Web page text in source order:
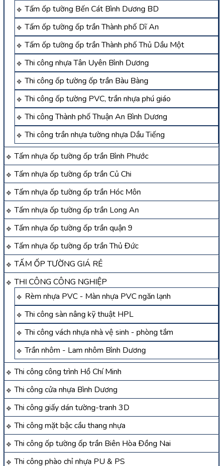
Tấm ốp tường Bến Cát Bình Dương BD
Tấm ốp tường ốp trần Thành phố Dĩ An
Tấm ốp tường ốp trần Thành phố Thủ Dầu Một
Thi công nhựa Tân Uyên Bình Dương
Thi công ốp tường ốp trần Bàu Bàng
Thi công ốp tường PVC, trần nhựa phú giáo
Thi công Thành phố Thuận An Bình Dương
Thi công trần nhựa tường nhựa Dầu Tiếng
Tấm nhựa ốp tường ốp trần Bình Phước
Tấm nhựa ốp tường ốp trần Củ Chi
Tấm nhựa ốp tường ốp trần Hóc Môn
Tấm nhựa ốp tường ốp trần Long An
Tấm nhựa ốp tường ốp trần quận 9
Tấm nhựa ốp tường ốp trần Thủ Đức
TẤM ỐP TƯỜNG GIÁ RẺ
THI CÔNG CÔNG NGHIỆP
Rèm nhựa PVC - Màn nhựa PVC ngăn lạnh
Thi công sàn nâng kỹ thuật HPL
Thi công vách nhựa nhà vệ sinh - phòng tắm
Trần nhôm - Lam nhôm Bình Dương
Thi công công trình Hồ Chí Minh
Thi công cửa nhựa Bình Dương
Thi công giấy dán tường-tranh 3D
Thi công mặt bậc cầu thang nhựa
Thi công ốp tường ốp trần Biên Hòa Đồng Nai
Thi công phào chỉ nhựa PU & PS